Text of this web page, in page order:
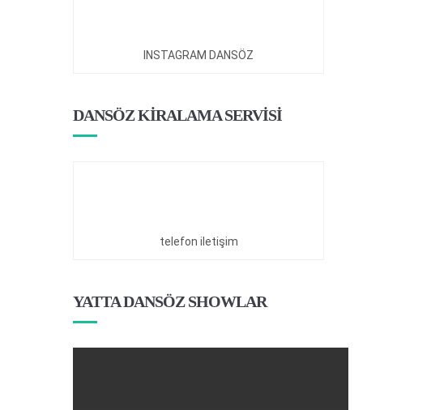
INSTAGRAM DANSÖZ
DANSÖZ KİRALAMA SERVİSİ
telefon iletişim
YATTA DANSÖZ SHOWLAR